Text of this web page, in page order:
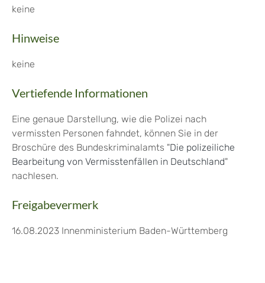
keine
Hinweise
keine
Vertiefende Informationen
Eine genaue Darstellung, wie die Polizei nach
vermissten Personen fahndet, können Sie in der
Broschüre des Bundeskriminalamts "Die polizeiliche
Bearbeitung von Vermisstenfällen in Deutschland"
nachlesen.
Freigabevermerk
16.08.2023 Innenministerium Baden-Württemberg